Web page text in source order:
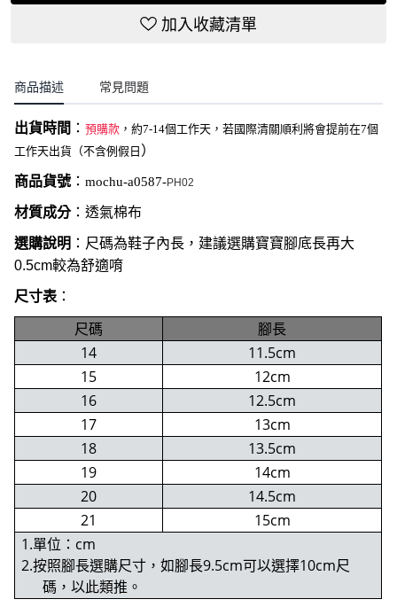
加入收藏清單
商品描述 常見問題
出貨時間 ： 預購款 ，約7-14個工作天，若國際清關順利將會提前在7個
工作天出貨（不含例假日 ）
商品貨號： mochu-a0587-PH02
材質成分：透氣棉布
選購說明 ：尺碼為鞋子內長，建議選購寶寶腳底長再大
0.5cm較為舒適唷
尺寸表 ：
尺碼
腳長
14
11.5cm
15
12cm
16
12.5cm
17
13cm
18
13.5cm
19
14cm
20
14.5cm
21
15cm
1.單位：cm
2.按照腳長選購尺寸，如腳長9.5cm可以選擇10cm尺
碼，以此類推。